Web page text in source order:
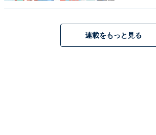
連載をもっと見る